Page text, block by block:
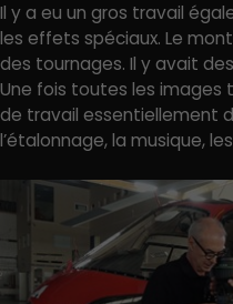
Il y a eu un gros travail
les effets spéciaux. Le
des tournages. Il y avait
Une fois toutes les images
de travail essentiellement
l’étalonnage, la musique,